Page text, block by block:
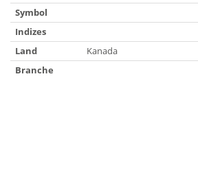
Symbol
Indizes
Land
Kanada
Branche